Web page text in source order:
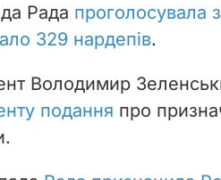
Рада проголосувала
329 нардепів.
Володимир
подання про